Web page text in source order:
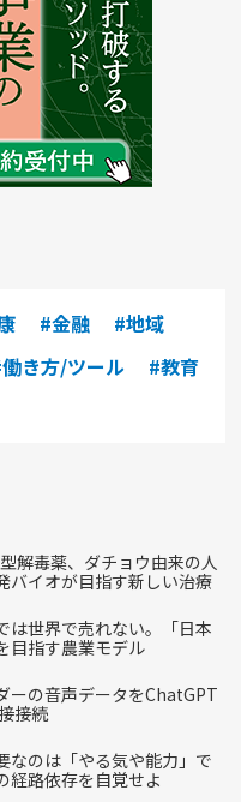
#金融
#地域
き方/ツール
#教育
解毒薬、ダチョウ由来の人
バイオが目指す新しい治療
は世界で売れない。「日本
目指す農業モデル
ーの音声データをChatGPT
接続
なのは「やる気や能力」で
経路依存を自覚せよ